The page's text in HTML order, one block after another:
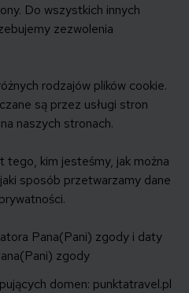
Do wszystkich innych
zezwolenia
rodzajów plików cookie.
są przez usługi stron
naszych stronach.
tego, kim jesteśmy, jak można
sposób przetwarzamy dane
Pana(Pani) zgody i daty
zgody
domen: punktatravel.pl